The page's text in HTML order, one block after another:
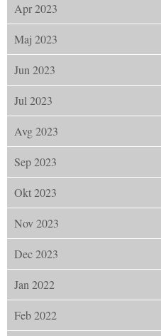
Apr 2023
Maj 2023
Jun 2023
Jul 2023
Avg 2023
Sep 2023
Okt 2023
Nov 2023
Dec 2023
Jan 2022
Feb 2022